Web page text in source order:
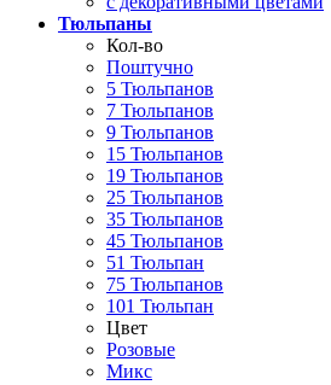
Тюльпаны
Кол-во
Поштучно
5 Тюльпанов
7 Тюльпанов
9 Тюльпанов
15 Тюльпанов
19 Тюльпанов
25 Тюльпанов
35 Тюльпанов
45 Тюльпанов
51 Тюльпан
75 Тюльпанов
101 Тюльпан
Цвет
Розовые
Микс